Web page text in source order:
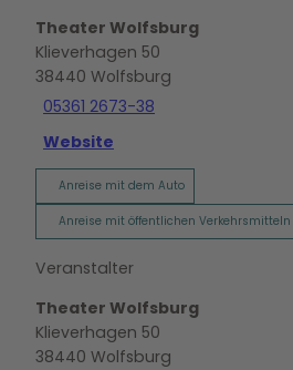
Theater Wolfsburg
Klieverhagen 50
38440 Wolfsburg
05361 2673-38
Website
Anreise mit dem Auto
Anreise mit öffentlichen Verkehrsmitteln
Veranstalter
Theater Wolfsburg
Klieverhagen 50
38440 Wolfsburg